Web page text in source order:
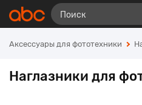
Аксессуары для фототехники
Наглазники для